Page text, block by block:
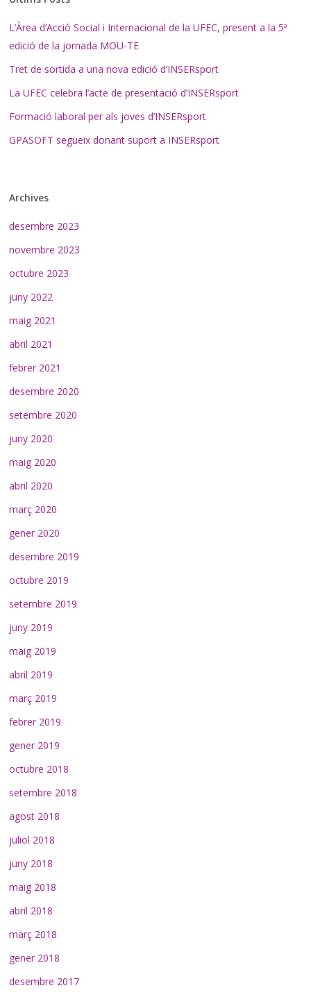
L’Àrea d’Acció Social i Internacional de la UFEC, present a la 5ª
edició de la jornada MOU-TE
Tret de sortida a una nova edició d’INSERsport
La UFEC celebra l’acte de presentació d’INSERsport
Formació laboral per als joves d’INSERsport
GPASOFT segueix donant suport a INSERsport
Archives
desembre 2023
novembre 2023
octubre 2023
juny 2022
maig 2021
abril 2021
febrer 2021
desembre 2020
setembre 2020
juny 2020
maig 2020
abril 2020
març 2020
gener 2020
desembre 2019
octubre 2019
setembre 2019
juny 2019
maig 2019
abril 2019
març 2019
febrer 2019
gener 2019
octubre 2018
setembre 2018
agost 2018
juliol 2018
juny 2018
maig 2018
abril 2018
març 2018
gener 2018
desembre 2017